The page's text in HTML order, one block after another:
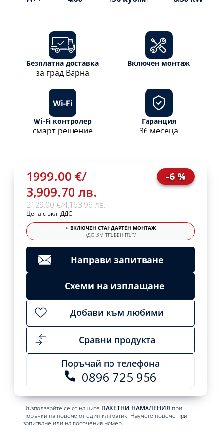
1999.00 €/
3,909.70 лв.
2129.00 €/4,163.96 лв.
-6 %
Цена с вкл. ДДС
+ ВКЛЮЧЕН СТАНДАРТЕН МОНТАЖ
/ДО 3М ТРЪБЕН ПЪТ/
Направи запитване
Схеми на изплащане
Добави към любими
Сравни продукта
Поръчай по телефона
0896 725 956
Възползвайте се от нашите ПАКЕТНИ НАМАЛЕНИЯ при
поръчки на повече от един климатик. Научете повече при
запитване или на посочения номер.
Безплатна доставка
за град Варна
Включен монтаж
Wi-Fi контролер
смарт решение
Гаранция
36 месеца